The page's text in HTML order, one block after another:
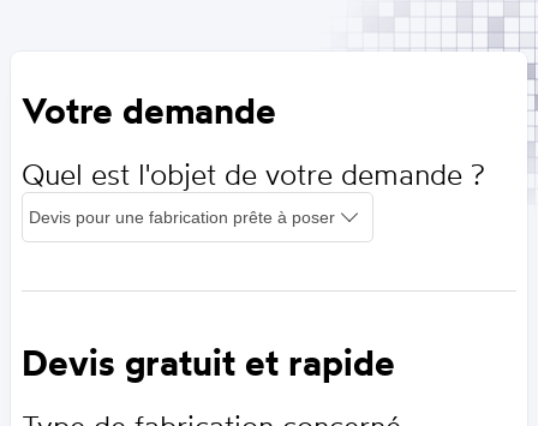
Votre demande
Quel est l'objet de votre demande ?
Devis gratuit et rapide